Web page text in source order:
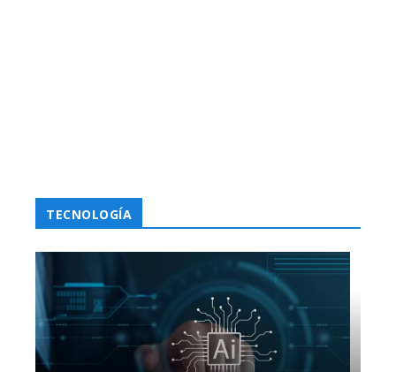
TECNOLOGÍA